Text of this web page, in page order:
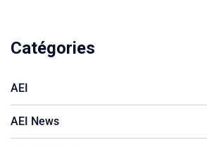
Catégories
AEI
AEI News